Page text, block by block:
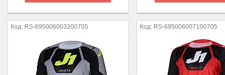
RS-695006003200705 RS-695006007100705